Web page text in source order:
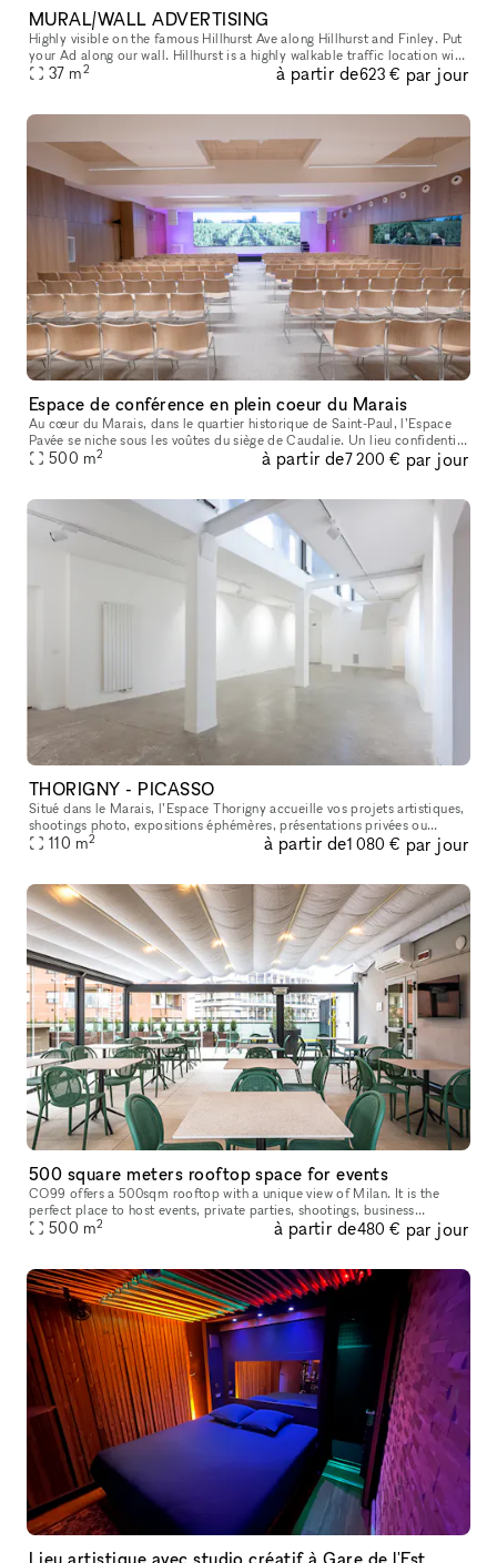
MURAL/WALL ADVERTISING
Highly visible on the famous Hillhurst Ave along Hillhurst and Finley. Put
your Ad along our wall. Hillhurst is a highly walkable traffic location with
lots of shops and stores. Right across from Mar
37 m2 à partir de623 € par jour
Espace de conférence en plein coeur du Marais
Au cœur du Marais, dans le quartier historique de Saint-Paul, l’Espace
Pavée se niche sous les voûtes du siège de Caudalie. Un lieu confidentiel
et rare, façonné dans la pierre, où vos événements pre
500 m2 à partir de7 200 € par jour
THORIGNY - PICASSO
Situé dans le Marais, l’Espace Thorigny accueille vos projets artistiques,
shootings photo, expositions éphémères, présentations privées ou
événements créatifs dans un cadre sobre, élégant et modulab
110 m2 à partir de1 080 € par jour
500 square meters rooftop space for events
CO99 offers a 500sqm rooftop with a unique view of Milan. It is the
perfect place to host events, private parties, shootings, business
meetings and more. The rooftop is divided into three areas: a d
500 m2 à partir de480 € par jour
Lieu artistique avec studio créatif à Gare de l'Est